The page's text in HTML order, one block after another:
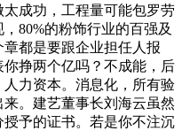
成功，工程量可能包罗劳
80%的粉饰行业的百强及
章都是要跟企业担任人报
挣两个亿吗？不成能，后
力资本。消息化，所有验
。建艺董事长刘海云虽然
予的证书。若是你不注沉